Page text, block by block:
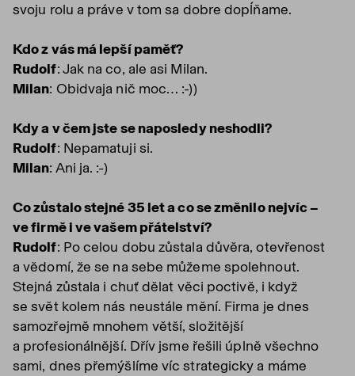
svoju rolu a práve v tom sa dobre dopĺňame.
Kdo z vás má lepší paměť?
Rudolf: Jak na co, ale asi Milan.
Milan: Obidvaja nič moc… :-))
Kdy a v čem jste se naposledy neshodli?
Rudolf: Nepamatuji si.
Milan: Ani ja. :-)
Co zůstalo stejné 35 let a co se změnilo nejvíc –
ve firmě i ve vašem přátelství?
Rudolf: Po celou dobu zůstala důvěra, otevřenost
a vědomí, že se na sebe můžeme spolehnout.
Stejná zůstala i chuť dělat věci poctivě, i když
se svět kolem nás neustále mění. Firma je dnes
samozřejmě mnohem větší, složitější
a profesionálnější. Dřív jsme řešili úplně všechno
sami, dnes přemýšlíme víc strategicky a máme